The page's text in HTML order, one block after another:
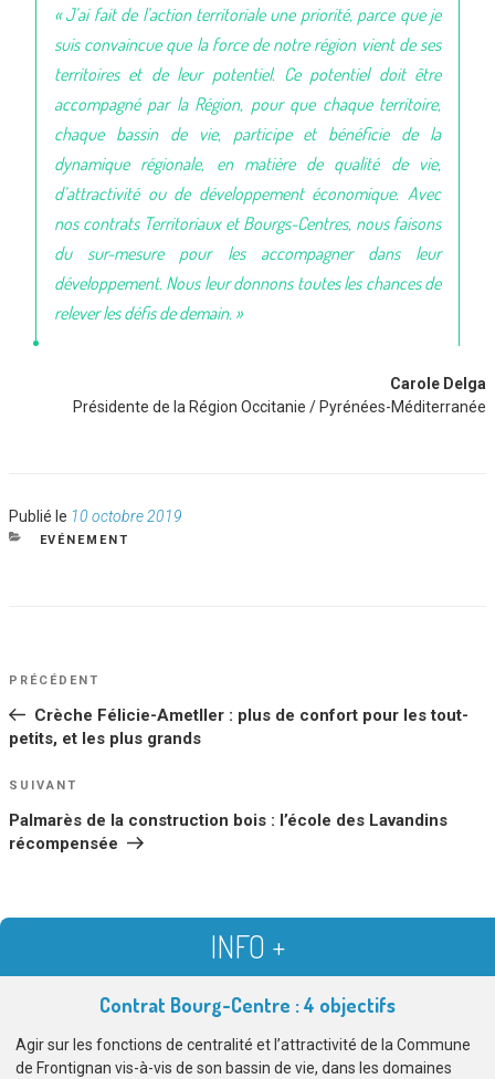
« J’ai fait de l’action territoriale une priorité, parce que je
suis convaincue que la force de notre région vient de ses
territoires et de leur potentiel. Ce potentiel doit être
accompagné par la Région, pour que chaque territoire,
chaque bassin de vie, participe et bénéficie de la
dynamique régionale, en matière de qualité de vie,
d’attractivité ou de développement économique. Avec
nos contrats Territoriaux et Bourgs-Centres, nous faisons
du sur-mesure pour les accompagner dans leur
développement. Nous leur donnons toutes les chances de
relever les défis de demain. »
Carole Delga
Présidente de la Région Occitanie / Pyrénées-Méditerranée
Publié le Publié
le
10 octobre 2019
CATÉGORIES
EVÉNEMENT
NAVIGATION
DE
L’ARTICLE
Article
PRÉCÉDENT
Crèche Félicie-Ametller : plus de confort pour les tout-
petits, et les plus grands
Article
SUIVANT
Palmarès de la construction bois : l’école des Lavandins
récompensée
INFO +
Contrat Bourg-Centre : 4 objectifs
Agir sur les fonctions de centralité et l’attractivité de la Commune
de Frontignan vis-à-vis de son bassin de vie, dans les domaines